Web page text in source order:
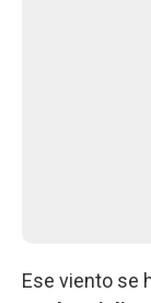
Ese viento se